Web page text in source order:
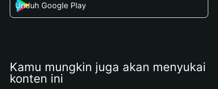
Unduh Google Play
Kamu mungkin juga akan menyukai
konten ini